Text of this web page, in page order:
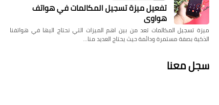
تفعيل ميزة تسجيل المكالمات في هواتف
هواوي
ميزة تسجيل المكالمات تعد من بين اهم الميزات التي نحتاج اليها في هواتفنا
الذكية بصفة مستمرة ودائمة حيث يحتاج العديد منا…
سجل معنا